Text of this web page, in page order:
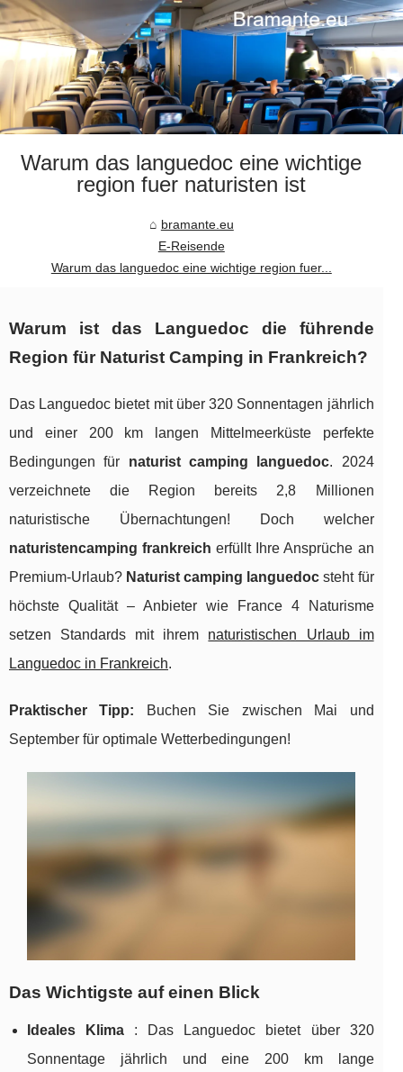
Warum das languedoc eine wichtige
region fuer naturisten ist
bramante.eu
E-Reisende
Warum das languedoc eine wichtige region fuer...
Warum ist das Languedoc die führende
Region für Naturist Camping in Frankreich?
Das Languedoc bietet mit über 320 Sonnentagen jährlich
und einer 200 km langen Mittelmeerküste perfekte
Bedingungen für naturist camping languedoc. 2024
verzeichnete die Region bereits 2,8 Millionen
naturistische Übernachtungen! Doch welcher
naturistencamping frankreich erfüllt Ihre Ansprüche an
Premium-Urlaub? Naturist camping languedoc steht für
höchste Qualität – Anbieter wie France 4 Naturisme
setzen Standards mit ihrem naturistischen Urlaub im
Languedoc in Frankreich.
Praktischer Tipp: Buchen Sie zwischen Mai und
September für optimale Wetterbedingungen!
Das Wichtigste auf einen Blick
Ideales Klima : Das Languedoc bietet über 320
Sonnentage jährlich und eine 200
km lange